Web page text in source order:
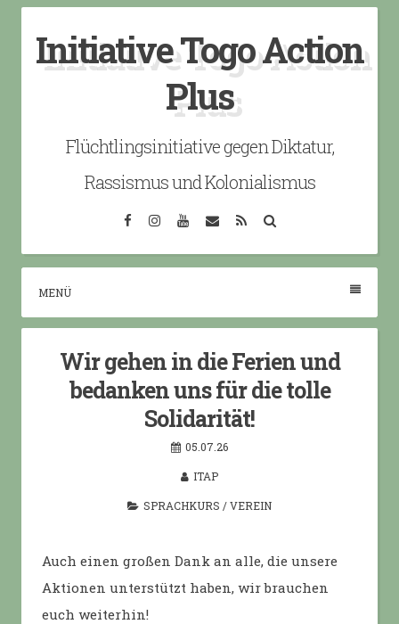
content
Initiative Togo Action
Plus
Flüchtlingsinitiative gegen Diktatur,
Rassismus und Kolonialismus
FacebookInstagramYouTube
EmailRSS
MENÜ
Wir gehen in die Ferien und
bedanken uns für die tolle
Solidarität!
05.07.26
ITAP
SPRACHKURS /VEREIN
Auch einen großen Dank an alle, die unsere
Aktionen unterstützt haben, wir brauchen
euch weiterhin!